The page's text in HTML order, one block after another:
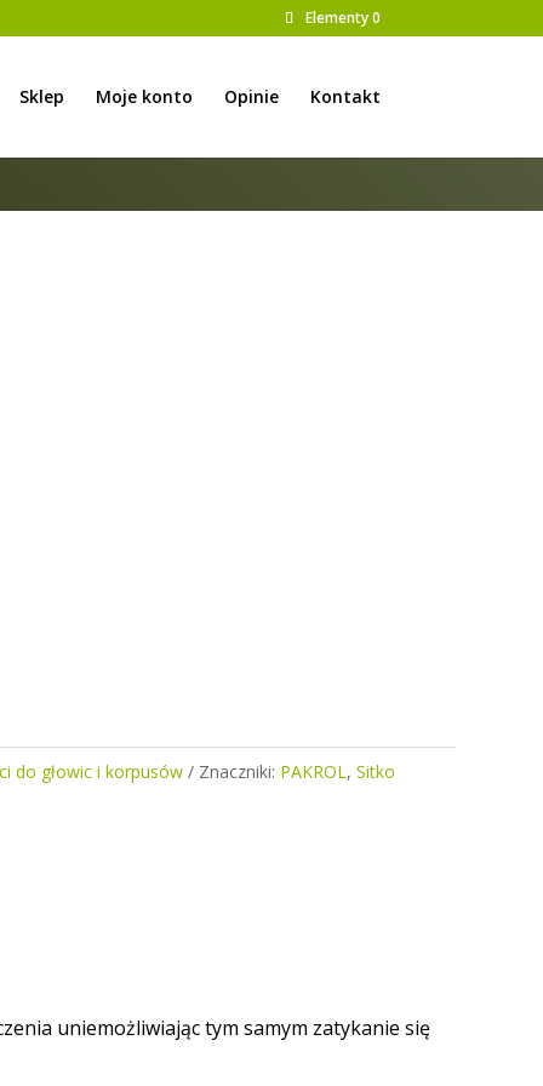
Elementy 0
Sklep Moje konto Opinie Kontakt
do głowic i korpusów Znaczniki: PAKROL,Sitko
uniemożliwiając tym samym zatykanie się